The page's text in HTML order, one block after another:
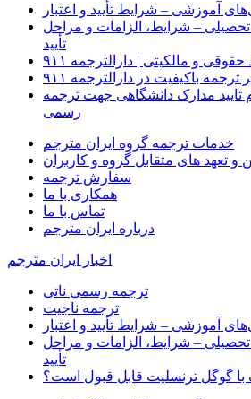
آموزشی – شرایط تأیید و اعتبار
– شرایط، الزامات و مراحل
تأیید
و مالکیتی | دارالترجمه ۹۱۱
ترجمه باکیفیت در دارالترجمه ۹۱۱
تایید مدارک دانشگاهی جهت ترجمه
رسمی
خدمات ترجمه گروه ایران مترجم
و تعهد های متقابل گروه و کاربران
سفارش ترجمه
همکاری با ما
تماس با ما
درباره ایران مترجم
اخبار ایران مترجم
ترجمه رسمی ناتی
ترجمه ناجیت
آموزشی – شرایط تأیید و اعتبار
– شرایط، الزامات و مراحل
تأیید
با گوگل ترنسلیت قابل قبول است؟